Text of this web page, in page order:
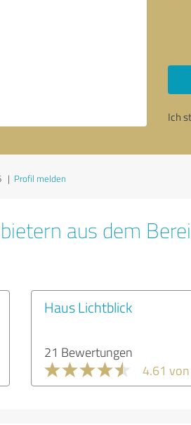
Ich
| Profil melden
aus dem
Haus Lichtblick
21 Bewertungen
4.61